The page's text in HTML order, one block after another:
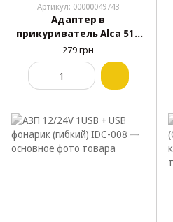
Артикул: 00000049743
Адаптер в
прикуриватель Alca 510
510 (3 USB)
279 грн